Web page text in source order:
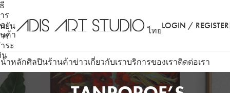
ร
ค้า
ยัน
ร
ระ
น
ไทยLOGIN / REGISTER
าหลักศิลปินร้านค้าข่าวเกี่ยวกับเราบริการของเราติดต่อเรา